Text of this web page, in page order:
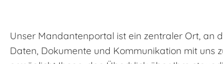
Unser Mandantenportal ist ein zentraler Ort, an
Daten, Dokumente und Kommunikation mit uns